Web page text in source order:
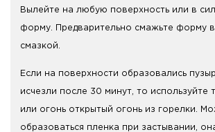
Вылейте на любую поверхность или в
форму. Предварительно смажьте форму
смазкой.
Если на поверхности образовались
исчезли после 30 минут, то используйте
или огонь открытый огонь из горелки.
образоваться пленка при застывании,